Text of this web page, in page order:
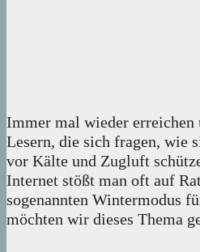
Immer mal wieder erreichen
Lesern, die sich fragen, wie
vor Kälte und Zugluft
Internet stößt man oft auf
sogenannten Wintermodus
möchten wir dieses Thema